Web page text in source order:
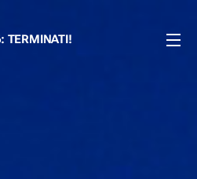
TERMINATI!